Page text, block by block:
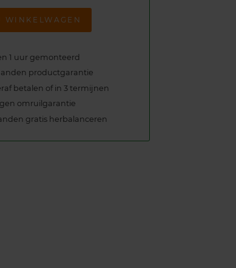
WINKELWAGEN
1 uur gemonteerd
productgarantie
betalen of in 3 termijnen
omruilgarantie
gratis herbalanceren